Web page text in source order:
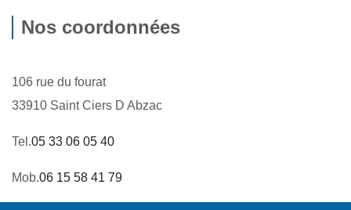
Nos coordonnées
106 rue du fourat
33910 Saint Ciers D Abzac
Tel.05 33 06 05 40
Mob.06 15 58 41 79